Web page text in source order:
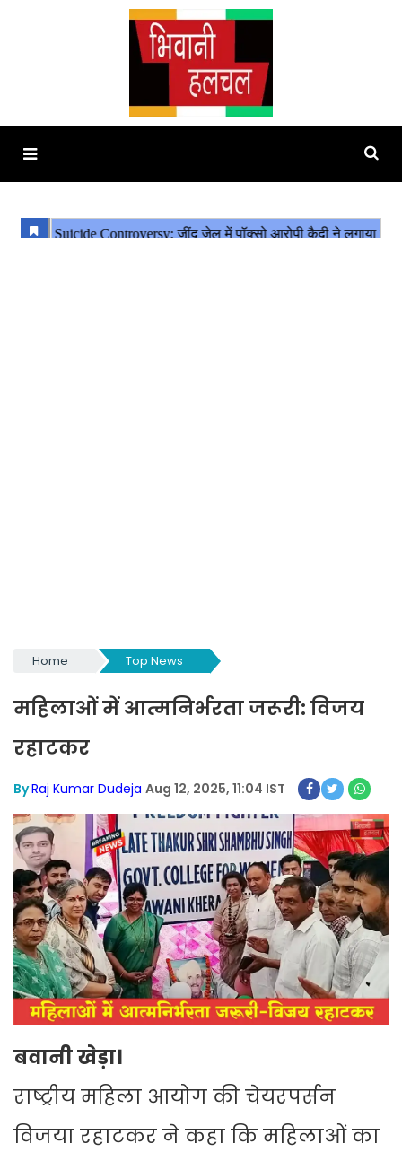
Home Top News
महिलाओं में आत्मनिर्भरता जरूरी: विजय
रहाटकर
ByRaj Kumar Dudeja Aug 12, 2025, 11:04 IST
बवानी खेड़ा।
राष्ट्रीय महिला आयोग की चेयरपर्सन
विजया रहाटकर ने कहा कि महिलाओं का